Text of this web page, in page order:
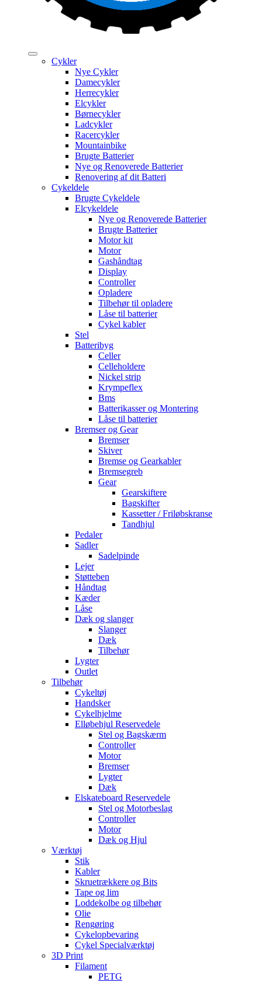
Cykler
Nye Cykler
Damecykler
Herrecykler
Elcykler
Børnecykler
Ladcykler
Racercykler
Mountainbike
Brugte Batterier
Nye og Renoverede Batterier
Renovering af dit Batteri
Cykeldele
Brugte Cykeldele
Elcykeldele
Nye og Renoverede Batterier
Brugte Batterier
Motor kit
Motor
Gashåndtag
Display
Controller
Opladere
Tilbehør til opladere
Låse til batterier
Cykel kabler
Stel
Batteribyg
Celler
Celleholdere
Nickel strip
Krympeflex
Bms
Batterikasser og Montering
Låse til batterier
Bremser og Gear
Bremser
Skiver
Bremse og Gearkabler
Bremsegreb
Gear
Gearskiftere
Bagskifter
Kassetter / Friløbskranse
Tandhjul
Pedaler
Sadler
Sadelpinde
Lejer
Støtteben
Håndtag
Kæder
Låse
Dæk og slanger
Slanger
Dæk
Tilbehør
Lygter
Outlet
Tilbehør
Cykeltøj
Handsker
Cykelhjelme
Elløbehjul Reservedele
Stel og Bagskærm
Controller
Motor
Bremser
Lygter
Dæk
Elskateboard Reservedele
Stel og Motorbeslag
Controller
Motor
Dæk og Hjul
Værktøj
Stik
Kabler
Skruetrækkere og Bits
Tape og lim
Loddekolbe og tilbehør
Olie
Rengøring
Cykelopbevaring
Cykel Specialværktøj
3D Print
Filament
PETG